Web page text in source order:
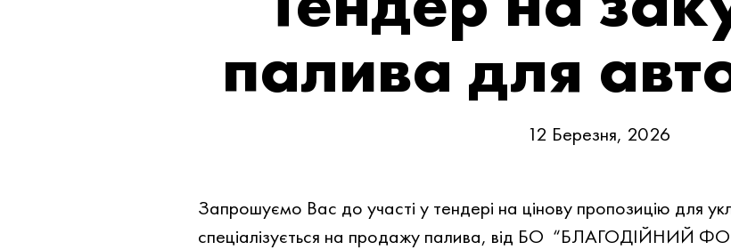
палива для
12 Березня, 2026
Запрошуємо Вас до участi у тендері на цiнову пропозицiю для
спеціалізується на продажу палива, вiд БО “БЛАГОДIЙНИЙ